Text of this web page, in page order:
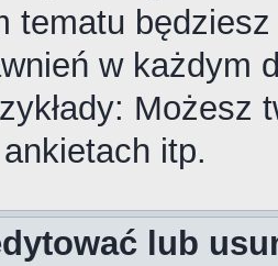
tematu
w każdym
Możesz
itp.
lub